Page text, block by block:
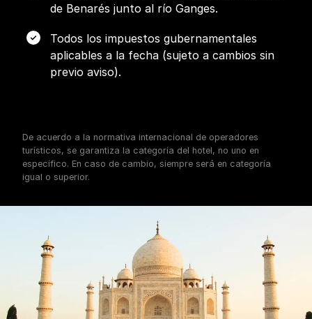
de Benarés junto al río Ganges.
Todos los impuestos gubernamentales
aplicables a la fecha (sujeto a cambios sin
previo aviso).
De acuerdo a la normativa internacional de operadores
turísticos, se garantiza la categoría del hotel, no uno en
específico. En caso de cambio, siempre será en categoría
igual o superior.